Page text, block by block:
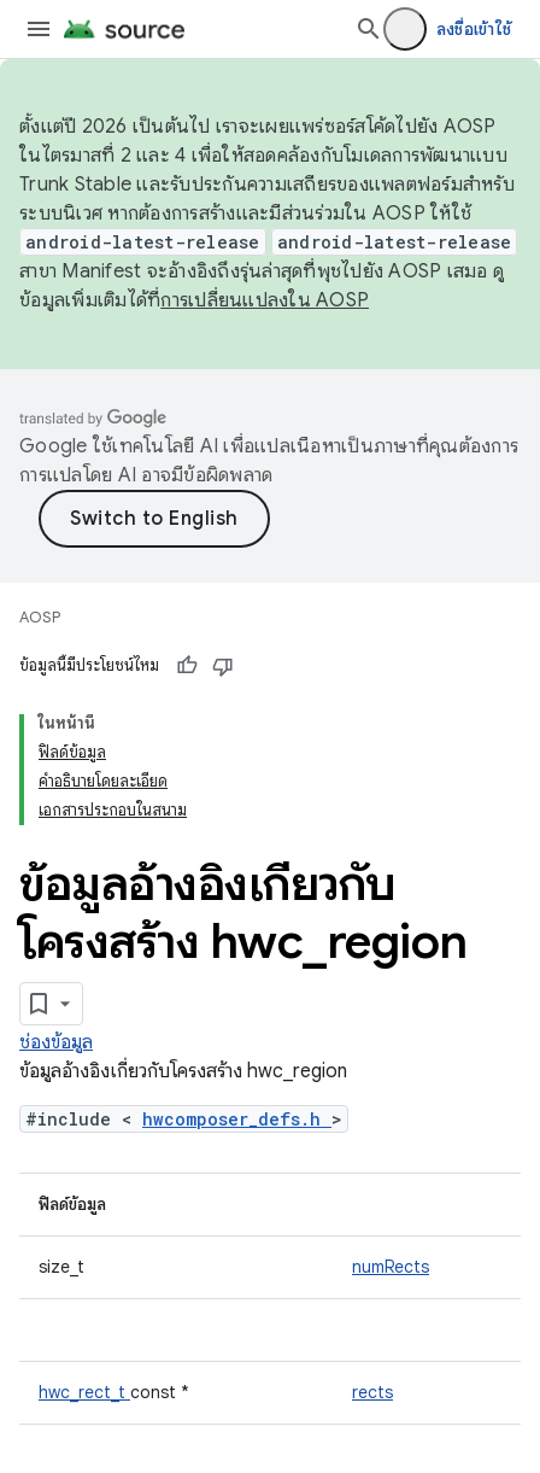
ลงชื่อเข้าใช้
ตั้งแต่ปี 2026 เป็นต้นไป เราจะเผยแพร่ซอร์สโค้ดไปยัง AOSP
ในไตรมาสที่ 2 และ 4 เพื่อให้สอดคล้องกับโมเดลการพัฒนาแบบ
Trunk Stable และรับประกันความเสถียรของแพลตฟอร์มสำหรับ
ระบบนิเวศ หากต้องการสร้างและมีส่วนร่วมใน AOSP ให้ใช้
android-latest-release android-latest-release
สาขา Manifest จะอ้างอิงถึงรุ่นล่าสุดที่พุชไปยัง AOSP เสมอ ดู
ข้อมูลเพิ่มเติมได้ที่การเปลี่ยนแปลงใน AOSP
Google ใช้เทคโนโลยี AI เพื่อแปลเนื้อหาเป็นภาษาที่คุณต้องการ
การแปลโดย AI อาจมีข้อผิดพลาด
AOSP
ข้อมูลนี้มีประโยชน์ไหม
ในหน้านี้
ฟิลด์ข้อมูล
คำอธิบายโดยละเอียด
เอกสารประกอบในสนาม
ข้อมูลอ้างอิงเกี่ยวกับ
โครงสร้าง hwc region
ช่องข้อมูล
ข้อมูลอ้างอิงเกี่ยวกับโครงสร้าง hwc_region
#include < hwcomposer_defs.h >
ฟิลด์ข้อมูล
size_t numRects
hwc_rect_t const * rects